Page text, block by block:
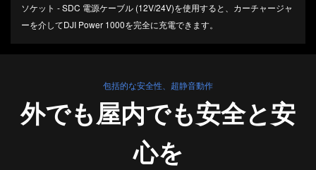
ソケット - SDC 電源ケーブル (12V/24V)を使用すると、カーチャージャ
ーを介してDJI Power 1000を完全に充電できます。
包括的な安全性、超静音動作
外でも屋内でも安全と安
心を